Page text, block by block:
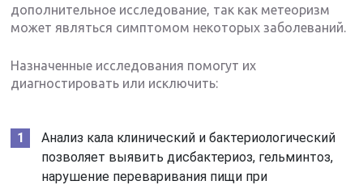
дополнительное исследование, так как метеоризм
может являться симптомом некоторых заболеваний.
Назначенные исследования помогут их
диагностировать или исключить:
Анализ кала клинический и бактериологический
позволяет выявить дисбактериоз, гельминтоз,
нарушение переваривания пищи при